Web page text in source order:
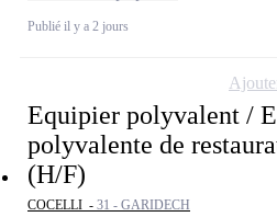
Publié il y a 2 jours
Equipier polyvalent /
polyvalente de
(H/F)
COCELLI - 31 - GARIDECH